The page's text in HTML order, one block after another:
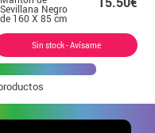
Sevillana Negro
de 160 X 85 cm
Sin stock - Avísame